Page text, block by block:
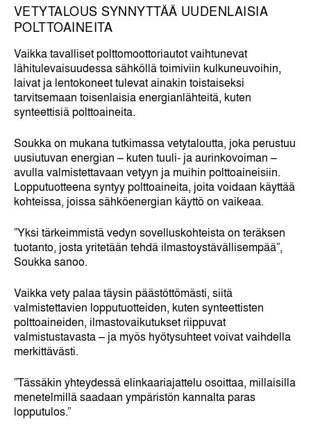
VETYTALOUS SYNNYTTÄÄ UUDENLAISIA
POLTTOAINEITA
Vaikka tavalliset polttomoottoriautot vaihtunevat
lähitulevaisuudessa sähköllä toimiviin kulkuneuvoihin,
laivat ja lentokoneet tulevat ainakin toistaiseksi
tarvitsemaan toisenlaisia energianlähteitä, kuten
synteettisiä polttoaineita.
Soukka on mukana tutkimassa vetytaloutta, joka perustuu
uusiutuvan energian – kuten tuuli- ja aurinkovoiman –
avulla valmistettavaan vetyyn ja muihin polttoaineisiin.
Lopputuotteena syntyy polttoaineita, joita voidaan käyttää
kohteissa, joissa sähköenergian käyttö on vaikeaa.
”Yksi tärkeimmistä vedyn sovelluskohteista on teräksen
tuotanto, josta yritetään tehdä ilmastoystävällisempää”,
Soukka sanoo.
Vaikka vety palaa täysin päästöttömästi, siitä
valmistettavien lopputuotteiden, kuten synteettisten
polttoaineiden, ilmastovaikutukset riippuvat
valmistustavasta – ja myös hyötysuhteet voivat vaihdella
merkittävästi.
”Tässäkin yhteydessä elinkaariajattelu osoittaa, millaisilla
menetelmillä saadaan ympäristön kannalta paras
lopputulos.”